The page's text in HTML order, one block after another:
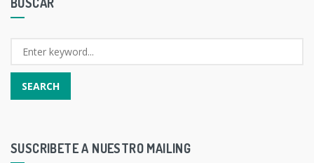
SUSCRIBETE A NUESTRO MAILING